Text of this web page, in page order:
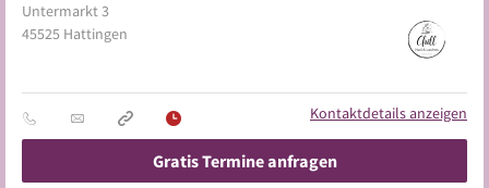
Untermarkt 3
45525 Hattingen
Kontaktdetails anzeigen
Gratis Termine anfragen